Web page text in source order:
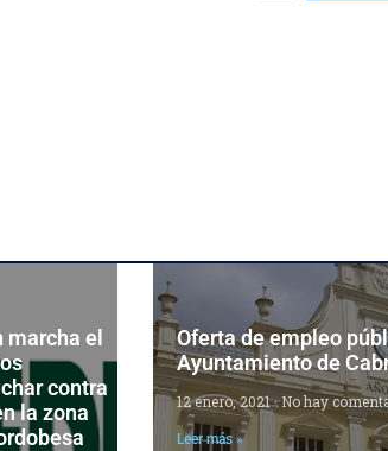
marcha el
contra
la zona
Oferta de empleo
Ayuntamiento de
12 enero, 2021No hay
Leer más »